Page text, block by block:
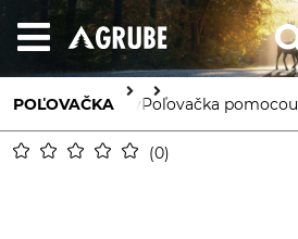
POĽOVAČKA
DoplnkyPoľovačka
0